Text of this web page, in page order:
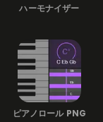
ハーモナイザー
ピアノロール PNG